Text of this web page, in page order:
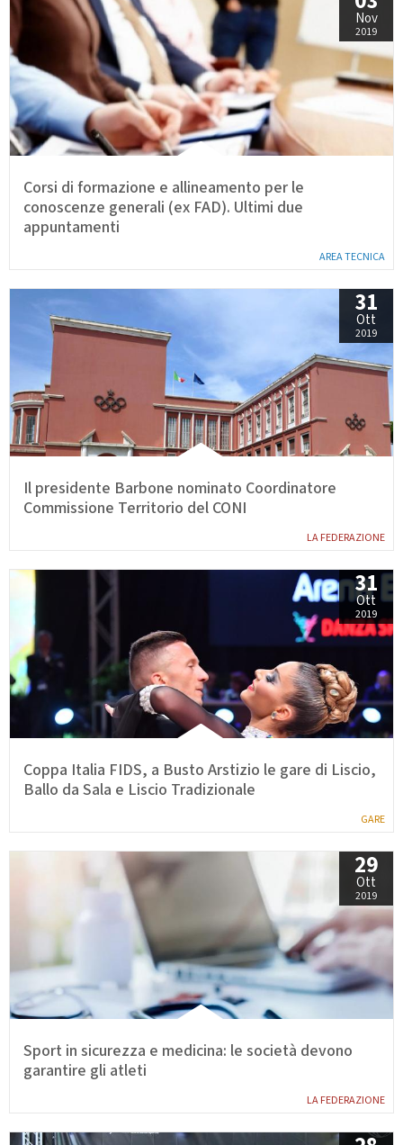
AREA TECNICA
Nov
2019
Corsi di formazione e allineamento per le
conoscenze generali (ex FAD). Ultimi due
appuntamenti
LA FEDERAZIONE
31
Ott
2019
Il presidente Barbone nominato Coordinatore
Commissione Territorio del CONI
GARE
31
Ott
2019
Coppa Italia FIDS, a Busto Arstizio le gare di Liscio,
Ballo da Sala e Liscio Tradizionale
LA FEDERAZIONE
29
Ott
2019
Sport in sicurezza e medicina: le società devono
garantire gli atleti